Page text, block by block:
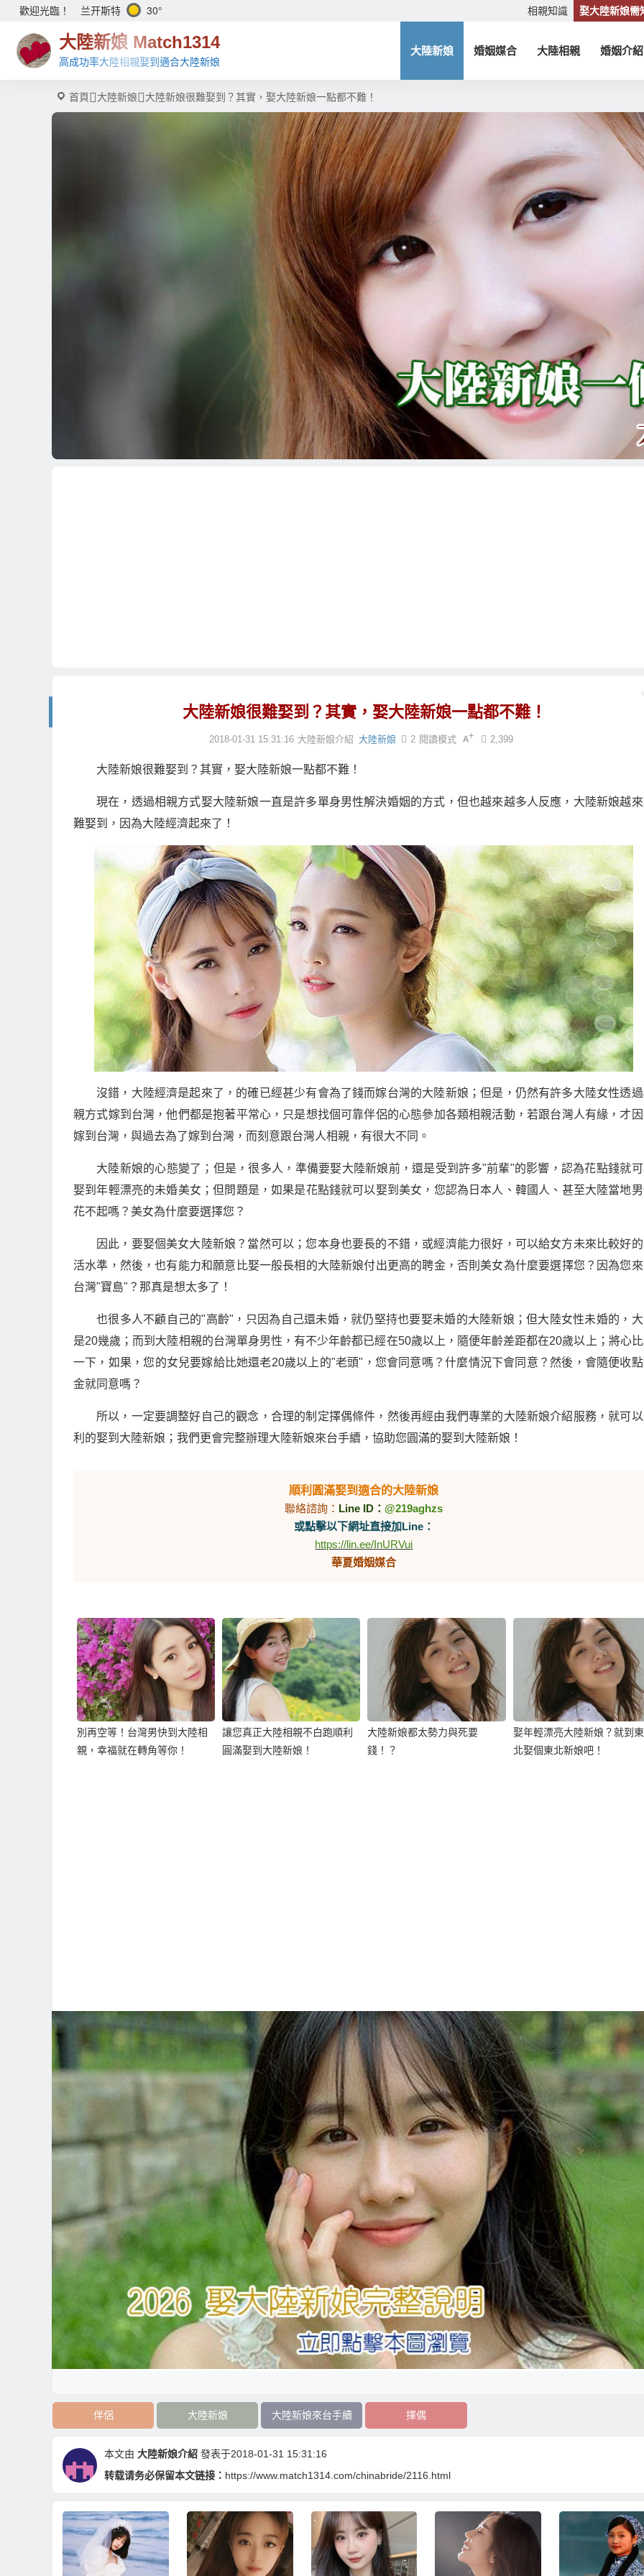
歡迎光臨！ 兰开斯特 30° 相親知識 娶大陸新娘需
大陸新娘 Match1314
高成功率大陸相親娶到適合大陸新娘
大陸新娘 婚姻媒合 大陸相親 婚姻介紹
首頁 大陸新娘 大陸新娘很難娶到？其實，娶大陸新娘一點都不難！
大陸新娘很難娶到？其實，娶大陸新娘一點都不難！
2018-01-31 15:31:16 大陸新娘介紹 大陸新娘 2 2,399
閱讀模式
大陸新娘很難娶到？其實，娶大陸新娘一點都不難！
現在，透過相親方式娶大陸新娘一直是許多單身男性解決婚姻的方式，但也越來越多人反應，大陸新娘越
難娶到，因為大陸經濟起來了！
沒錯，大陸經濟是起來了，的確已經甚少有會為了錢而嫁台灣的大陸新娘；但是，仍然有許多大陸女性透
親方式嫁到台灣，他們都是抱著平常心，只是想找個可靠伴侶的心態參加各類相親活動，若跟台灣人有緣，才
嫁到台灣，與過去為了嫁到台灣，而刻意跟台灣人相親，有很大不同。
大陸新娘的心態變了；但是，很多人，準備要娶大陸新娘前，還是受到許多"前輩"的影響，認為花點錢就
娶到年輕漂亮的未婚美女；但問題是，如果是花點錢就可以娶到美女，您認為日本人、韓國人、甚至大陸當地
花不起嗎？美女為什麼要選擇您？
因此，要娶個美女大陸新娘？當然可以；您本身也要長的不錯，或經濟能力很好，可以給女方未來比較好
活水準，然後，也有能力和願意比娶一般長相的大陸新娘付出更高的聘金，否則美女為什麼要選擇您？因為您
台灣"寶島"？那真是想太多了！
也很多人不顧自己的"高齡"，只因為自己還未婚，就仍堅持也要娶未婚的大陸新娘；但大陸女性未婚的，
是20幾歲；而到大陸相親的台灣單身男性，有不少年齡都已經在50歲以上，隨便年齡差距都在20歲以上；將心
一下，如果，您的女兒要嫁給比她還老20歲以上的"老頭"，您會同意嗎？什麼情況下會同意？然後，會隨便收
金就同意嗎？
所以，一定要調整好自己的觀念，合理的制定擇偶條件，然後再經由我們專業的大陸新娘介紹服務，就可
利的娶到大陸新娘；我們更會完整辦理大陸新娘來台手續，協助您圓滿的娶到大陸新娘！
順利圓滿娶到適合的大陸新娘
聯絡諮詢： Line ID：@219aghzs
或點擊以下網址直接加Line：
https://lin.ee/InURVui
華夏婚姻媒合
別再空等！台灣男快到大陸相
親，幸福就在轉角等你！
讓您真正大陸相親不白跑順利
圓滿娶到大陸新娘！
大陸新娘都太勢力與死要
錢！？
娶年輕漂亮大陸新娘？就到東
北娶個東北新娘吧！
伴侶 大陸新娘 大陸新娘來台手續 擇偶
本文由 大陸新娘介紹 發表于2018-01-31 15:31:16
转载请务必保留本文链接： https://www.match1314.com/chinabride/2116.html